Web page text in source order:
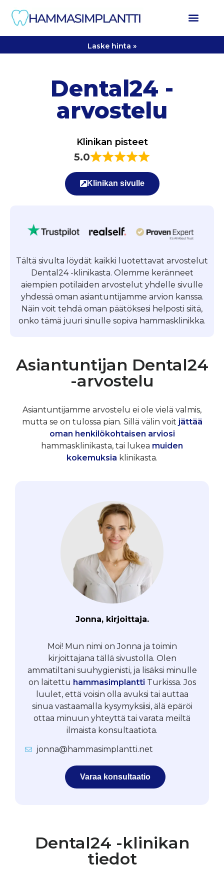
Laske hinta »
Dental24 -
arvostelu
Klinikan pisteet
5.0
Klinikan sivulle
Tältä sivulta löydät kaikki luotettavat arvostelut
Dental24 -klinikasta. Olemme keränneet
aiempien potilaiden arvostelut yhdelle sivulle
yhdessä oman asiantuntijamme arvion kanssa.
Näin voit tehdä oman päätöksesi helposti siitä,
onko tämä juuri sinulle sopiva hammasklinikka.
Asiantuntijan Dental24
-arvostelu
Asiantuntijamme arvostelu ei ole vielä valmis,
mutta se on tulossa pian. Sillä välin voit jättää
oman henkilökohtaisen arviosi
hammasklinikasta, tai lukea muiden
kokemuksia klinikasta.
Jonna, kirjoittaja.
Moi! Mun nimi on Jonna ja toimin
kirjoittajana tällä sivustolla. Olen
ammatiltani suuhygienisti, ja lisäksi minulle
on laitettu hammasimplantti Turkissa. Jos
luulet, että voisin olla avuksi tai auttaa
sinua vastaamalla kysymyksiisi, älä epäröi
ottaa minuun yhteyttä tai varata meiltä
ilmaista konsultaatiota.
jonna@hammasimplantti.net
Varaa konsultaatio
Dental24 -klinikan
tiedot